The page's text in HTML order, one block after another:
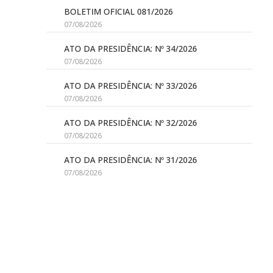
BOLETIM OFICIAL 081/2026
07/08/2026
ATO DA PRESIDÊNCIA: Nº 34/2026
07/08/2026
ATO DA PRESIDÊNCIA: Nº 33/2026
07/08/2026
ATO DA PRESIDÊNCIA: Nº 32/2026
07/08/2026
ATO DA PRESIDÊNCIA: Nº 31/2026
07/08/2026